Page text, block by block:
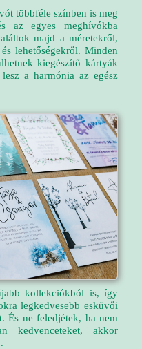
többféle színben is meg
az egyes meghívókba
majd a méretekről,
lehetőségekről. Minden
kiegészítő kártyák
a harmónia az egész
kollekciókból is, így
legkedvesebb esküvői
És ne feledjétek, ha nem
kedvenceteket, akkor